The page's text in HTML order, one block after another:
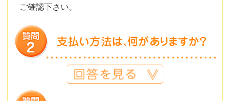
ご確認下さい。